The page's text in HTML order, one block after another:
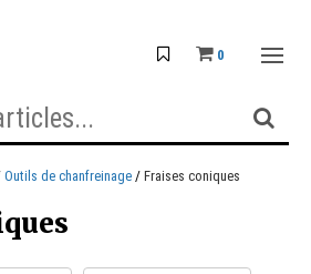
0
Outils de chanfreinage Fraises coniques